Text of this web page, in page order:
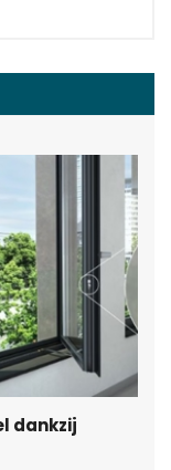
dankzij